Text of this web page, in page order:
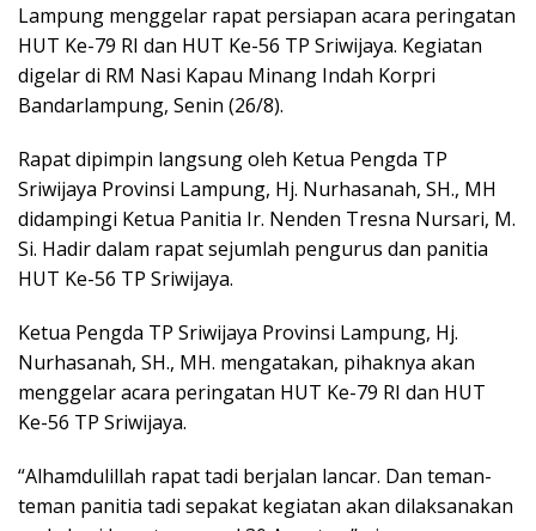
Lampung menggelar rapat persiapan acara peringatan
HUT Ke-79 RI dan HUT Ke-56 TP Sriwijaya. Kegiatan
digelar di RM Nasi Kapau Minang Indah Korpri
Bandarlampung, Senin (26/8).
Rapat dipimpin langsung oleh Ketua Pengda TP
Sriwijaya Provinsi Lampung, Hj. Nurhasanah, SH., MH
didampingi Ketua Panitia Ir. Nenden Tresna Nursari, M.
Si. Hadir dalam rapat sejumlah pengurus dan panitia
HUT Ke-56 TP Sriwijaya.
Ketua Pengda TP Sriwijaya Provinsi Lampung, Hj.
Nurhasanah, SH., MH. mengatakan, pihaknya akan
menggelar acara peringatan HUT Ke-79 RI dan HUT
Ke-56 TP Sriwijaya.
“Alhamdulillah rapat tadi berjalan lancar. Dan teman-
teman panitia tadi sepakat kegiatan akan dilaksanakan